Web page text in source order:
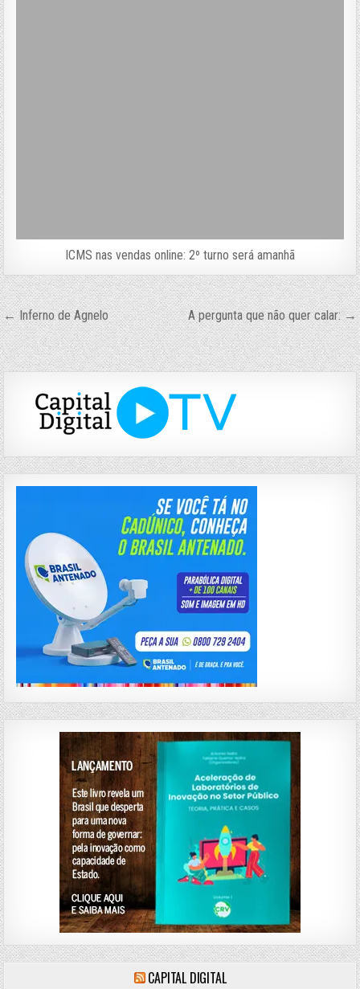
ICMS nas vendas online: 2º turno será amanhã
Navegação
de
Post
← Inferno de Agnelo A pergunta que não quer calar: →
CAPITAL DIGITAL